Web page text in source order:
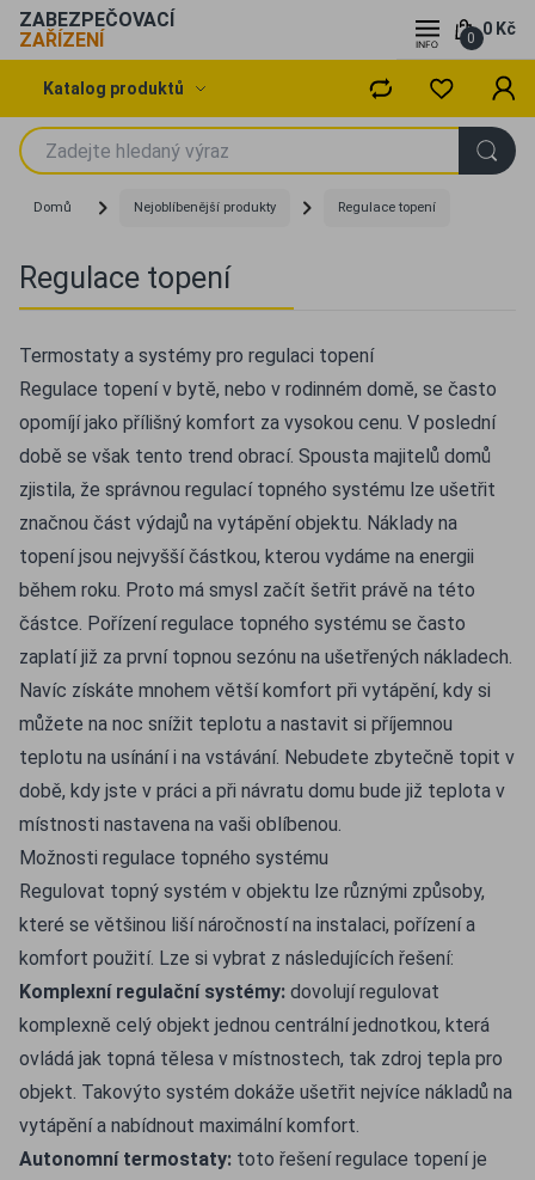
0 Kč
0
ZABEZPEČOVACÍ
ZAŘÍZENÍ
Katalog produktů
Domů Nejoblíbenější produkty Regulace topení
Regulace topení
Termostaty a systémy pro regulaci topení
Regulace topení v bytě, nebo v rodinném domě, se často
opomíjí jako přílišný komfort za vysokou cenu. V poslední
době se však tento trend obrací. Spousta majitelů domů
zjistila, že správnou regulací topného systému lze ušetřit
značnou část výdajů na vytápění objektu. Náklady na
topení jsou nejvyšší částkou, kterou vydáme na energii
během roku. Proto má smysl začít šetřit právě na této
částce. Pořízení regulace topného systému se často
zaplatí již za první topnou sezónu na ušetřených nákladech.
Navíc získáte mnohem větší komfort při vytápění, kdy si
můžete na noc snížit teplotu a nastavit si příjemnou
teplotu na usínání i na vstávání. Nebudete zbytečně topit v
době, kdy jste v práci a při návratu domu bude již teplota v
místnosti nastavena na vaši oblíbenou.
Možnosti regulace topného systému
Regulovat topný systém v objektu lze různými způsoby,
které se většinou liší náročností na instalaci, pořízení a
komfort použití. Lze si vybrat z následujících řešení:
Komplexní regulační systémy: dovolují regulovat
komplexně celý objekt jednou centrální jednotkou, která
ovládá jak topná tělesa v místnostech, tak zdroj tepla pro
objekt. Takovýto systém dokáže ušetřit nejvíce nákladů na
vytápění a nabídnout maximální komfort.
Autonomní termostaty: toto řešení regulace topení je